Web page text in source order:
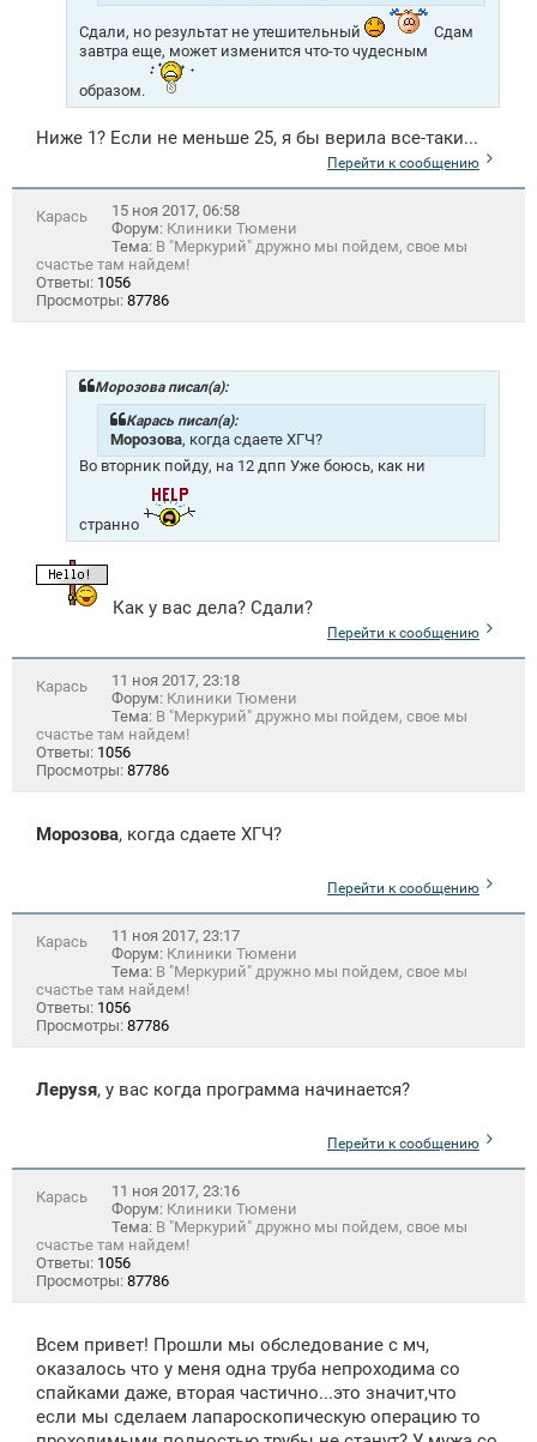
Сдали, но результат не утешительный
Сдам
завтра еще, может изменится что-то чудесным
образом.
Ниже 1? Если не меньше 25, я бы верила все-таки...
Перейти к сообщению
Карась
15 ноя 2017, 06:58
Форум: Клиники Тюмени
Тема: В "Меркурий" дружно мы пойдем, свое мы
счастье там найдем!
Ответы: 1056
Просмотры: 87786
Морозова писал(а):
Карась писал(а):
Морозова, когда сдаете ХГЧ?
Во вторник пойду, на 12 дпп Уже боюсь, как ни
странно
Как у вас дела? Сдали?
Перейти к сообщению
Карась
11 ноя 2017, 23:18
Форум: Клиники Тюмени
Тема: В "Меркурий" дружно мы пойдем, свое мы
счастье там найдем!
Ответы: 1056
Просмотры: 87786
Морозова, когда сдаете ХГЧ?
Перейти к сообщению
Карась
11 ноя 2017, 23:17
Форум: Клиники Тюмени
Тема: В "Меркурий" дружно мы пойдем, свое мы
счастье там найдем!
Ответы: 1056
Просмотры: 87786
Лeрysя, у вас когда программа начинается?
Перейти к сообщению
Карась
11 ноя 2017, 23:16
Форум: Клиники Тюмени
Тема: В "Меркурий" дружно мы пойдем, свое мы
счастье там найдем!
Ответы: 1056
Просмотры: 87786
Всем привет! Прошли мы обследование с мч,
оказалось что у меня одна труба непроходима со
спайками даже, вторая частично...это значит,что
если мы сделаем лапароскопическую операцию то